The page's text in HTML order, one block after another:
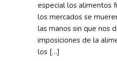
especial los alimentos
los mercados se
las manos sin que nos
imposiciones de la
los […]